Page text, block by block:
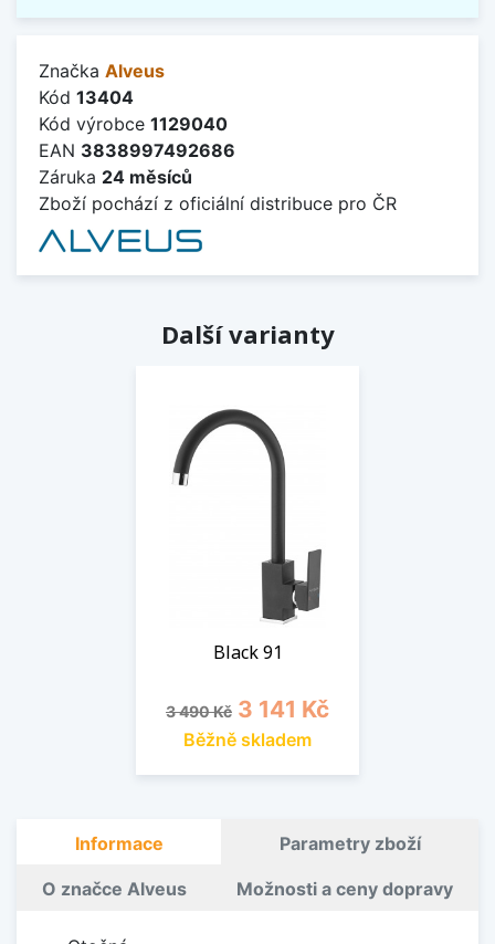
Značka Alveus
Kód 13404
Kód výrobce 1129040
EAN 3838997492686
Záruka 24 měsíců
Zboží pochází z oficiální distribuce pro ČR
Další varianty
Black 91
Běžná cena
3 490 Kč Cena
3 141 Kč
Běžně skladem
Informace Parametry zboží
O značce Alveus Možnosti a ceny dopravy